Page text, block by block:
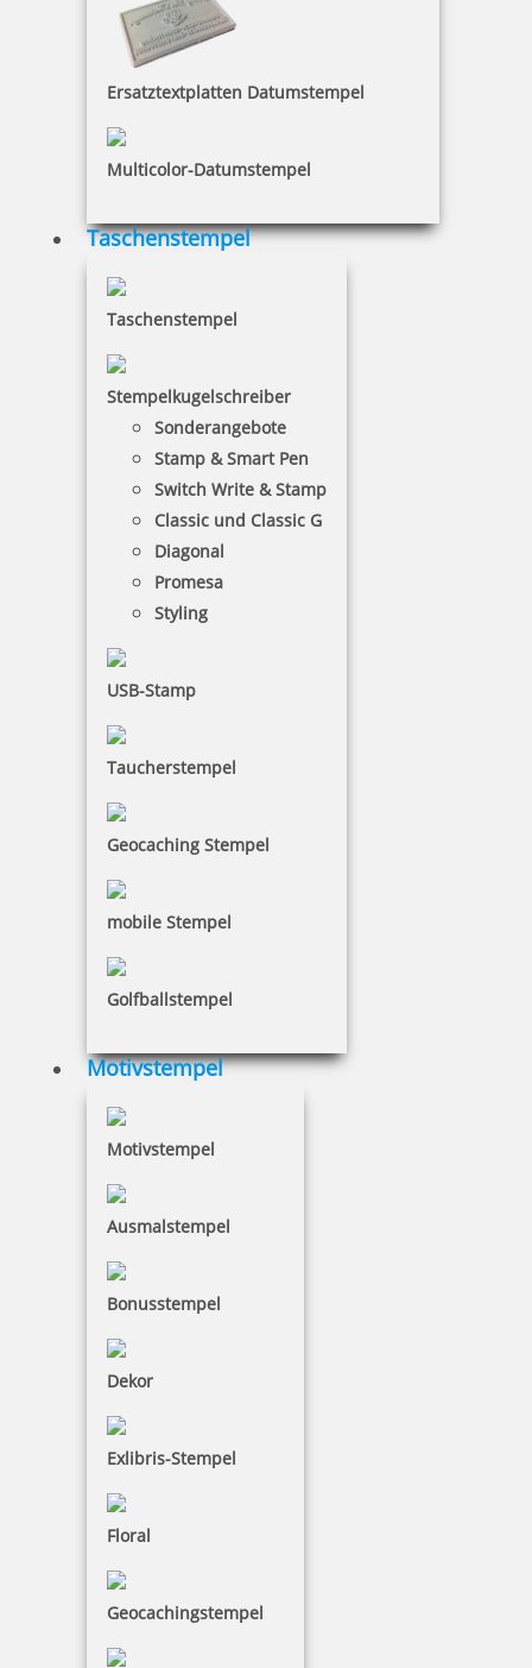
Ersatztextplatten Datumstempel
Multicolor-Datumstempel
Taschenstempel
Taschenstempel
Stempelkugelschreiber
Sonderangebote
Stamp & Smart Pen
Switch Write & Stamp
Classic und Classic G
Diagonal
Promesa
Styling
USB-Stamp
Taucherstempel
Geocaching Stempel
mobile Stempel
Golfballstempel
Motivstempel
Motivstempel
Ausmalstempel
Bonusstempel
Dekor
Exlibris-Stempel
Floral
Geocachingstempel
15,43 €
MAUL Stempelträger gerade Form für 12 Stempel
19,46 €
Trodat Stempelträger 3008, Kunststoff für 8 Stempel
8,64 €
Trodat Stempelträger 3010/M, Metall für 10 Stempel
14,13 €